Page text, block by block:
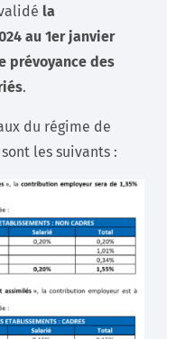
la
au 1er janvier
prévoyance des
.
du régime de
les suivants :